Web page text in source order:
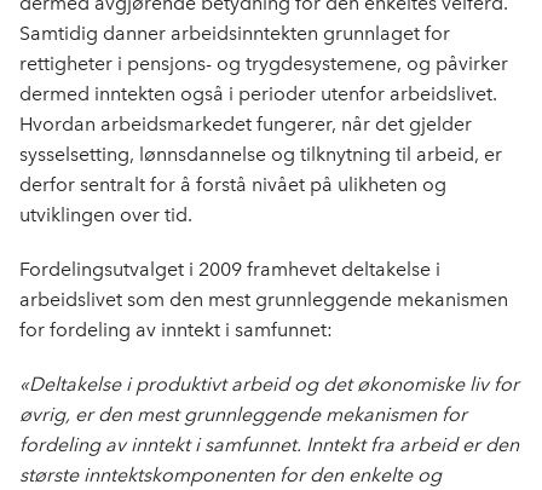
Samtidig danner arbeidsinntekten grunnlaget for
rettigheter i pensjons- og trygdesystemene, og påvirker
dermed inntekten også i perioder utenfor arbeidslivet.
Hvordan arbeidsmarkedet fungerer, når det gjelder
sysselsetting, lønnsdannelse og tilknytning til arbeid, er
derfor sentralt for å forstå nivået på ulikheten og
utviklingen over tid.
Fordelingsutvalget i 2009 framhevet deltakelse i
arbeidslivet som den mest grunnleggende mekanismen
for fordeling av inntekt i samfunnet:
«Deltakelse i produktivt arbeid og det økonomiske liv for
øvrig, er den mest grunnleggende mekanismen for
fordeling av inntekt i samfunnet. Inntekt fra arbeid er den
største inntektskomponenten for den enkelte og